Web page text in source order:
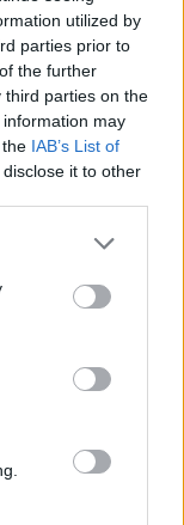
utilized by
parties prior to
the further
third parties on the
information may
IAB’s List of
it to other